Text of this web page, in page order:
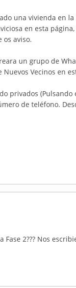
una vivienda en
en esta
os aviso.
un grupo de
Vecinos en
privados
de teléfono.
2??? Nos